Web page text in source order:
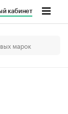
кабинет